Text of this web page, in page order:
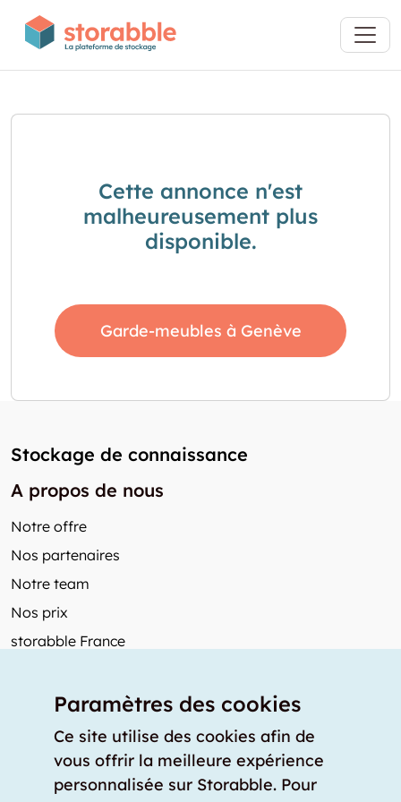
Cette annonce n'est
malheureusement plus
disponible.
Garde-meubles à Genève
Stockage de connaissance
A propos de nous
Notre offre
Nos partenaires
Notre team
Nos prix
storabble France
Articles de presse
Comment calculer la capacité d'un garde-meuble?
Quel est le tarif moyen d'un garde-meuble?
Paramètres des cookies
Ce site utilise des cookies afin de
vous offrir la meilleure expérience
personnalisée sur Storabble. Pour